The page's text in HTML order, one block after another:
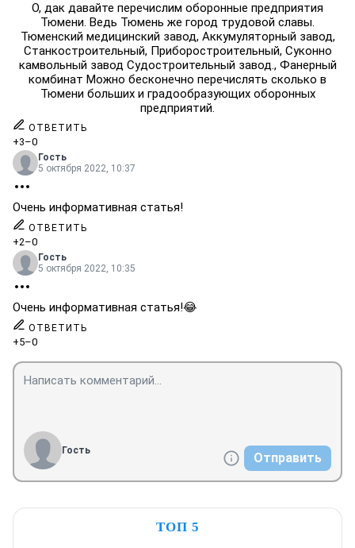
О, дак давайте перечислим оборонные предприятия
Тюмени. Ведь Тюмень же город трудовой славы.
Тюменский медицинский завод, Аккумуляторный завод,
Станкостроительный, Приборостроительный, Суконно
камвольный завод Судостроительный завод., Фанерный
комбинат Можно бесконечно перечислять сколько в
Тюмени больших и градообразующих оборонных
предприятий.
ОТВЕТИТЬ
+3–0
Гость
5 октября 2022, 10:37
Очень информативная статья!
ОТВЕТИТЬ
+2–0
Гость
5 октября 2022, 10:35
Очень информативная статья!😂
ОТВЕТИТЬ
+5–0
Гость Отправить
ТОП 5